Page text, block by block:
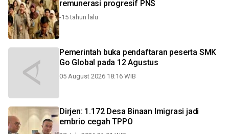
remunerasi progresif PNS
-15 tahun lalu
Pemerintah buka pendaftaran peserta SMK
Go Global pada 12 Agustus
05 August 2026 18:16 WIB
Dirjen: 1.172 Desa Binaan Imigrasi jadi
embrio cegah TPPO